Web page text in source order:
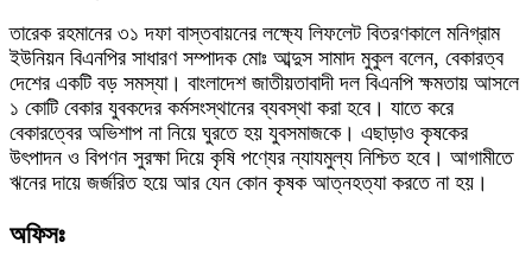
তারেক রহমানের ৩১ দফা বাস্তবায়নের লক্ষ্যে লিফলেট বিতরণকালে মনিগ্রাম
ইউনিয়ন বিএনপির সাধারণ সম্পাদক মোঃ আব্দুস সামাদ মুকুল বলেন, বেকারত্ব
দেশের একটি বড় সমস্যা। বাংলাদেশ জাতীয়তাবাদী দল বিএনপি ক্ষমতায় আসলে
১ কোটি বেকার যুবকদের কর্মসংস্থানের ব্যবস্থা করা হবে। যাতে করে
বেকারত্বের অভিশাপ না নিয়ে ঘুরতে হয় যুবসমাজকে। এছাড়াও কৃষকের
উৎপাদন ও বিপণন সুরক্ষা দিয়ে কৃষি পণ্যের ন্যাযমুল্য নিশ্চিত হবে। আগামীতে
ঋনের দায়ে জর্জরিত হয়ে আর যেন কোন কৃষক আত্নহত্যা করতে না হয়।
অফিসঃ